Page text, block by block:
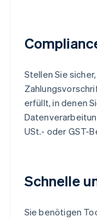
Stellen Sie
erfüllt, in denen
USt.- oder GST-
Schnelle
Sie benötigen